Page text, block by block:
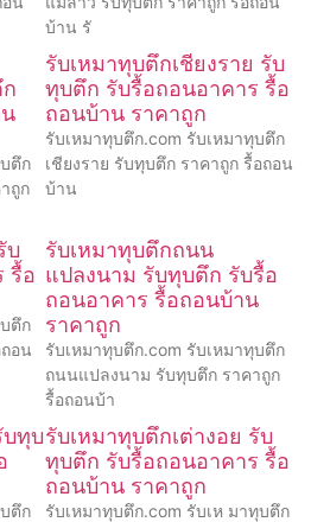
บ้าน รั
ตึก
ถูก
รับเหมาทุบตึกเชียงราย รับ
ทุบตึก รับรื้อถอนอาคาร รื้อ
ถอนบ้าน ราคาถูก
รับเหมาทุบตึก.com รับเหมาทุบตึก
เชียงราย รับทุบตึก ราคาถูก รื้อถอน
บ้าน
บ
รื้อ
ตึก
อน
รับเหมาทุบตึกถนน
แปลงนาม รับทุบตึก รับรื้อ
ถอนอาคาร รื้อถอนบ้าน
ราคาถูก
รับเหมาทุบตึก.com รับเหมาทุบตึก
ถนนแปลงนาม รับทุบตึก ราคาถูก
รื้อถอนบ้า
บทุบ
ตึก
รับเหมาทุบตึกเต่างอย รับ
ทุบตึก รับรื้อถอนอาคาร รื้อ
ถอนบ้าน ราคาถูก
รับเหมาทุบตึก.com รับเห มาทุบตึก